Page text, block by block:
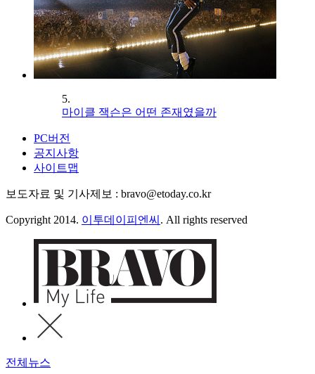
5.
마이클 잭슨은 어떤 존재였을까
PC버전
공지사항
사이트맵
보도자료 및 기사제보 : bravo@etoday.co.kr
Copyright 2014. 이투데이피엔씨 . All rights reserved
전체뉴스